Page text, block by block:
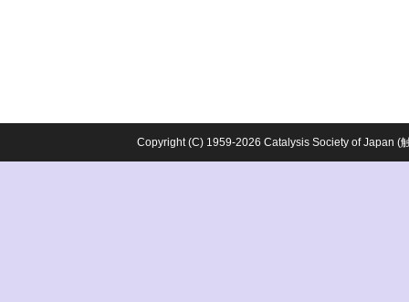
Copyright (C) 1959-2026 Catalysis Society of Japan (